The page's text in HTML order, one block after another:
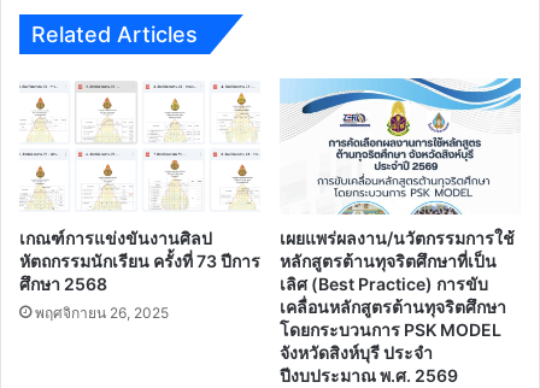
Related Articles
เกณฑ์การแข่งขันงานศิลป
หัตถกรรมนักเรียน ครั้งที่ 73 ปีการ
ศึกษา 2568
พฤศจิกายน 26, 2025
เผยแพร่ผลงาน/นวัตกรรมการใช้
หลักสูตรต้านทุจริตศึกษาที่เป็น
เลิศ (Best Practice) การขับ
เคลื่อนหลักสูตรต้านทุจริตศึกษา
โดยกระบวนการ PSK MODEL
จังหวัดสิงห์บุรี ประจํา
ปีงบประมาณ พ.ศ. 2569